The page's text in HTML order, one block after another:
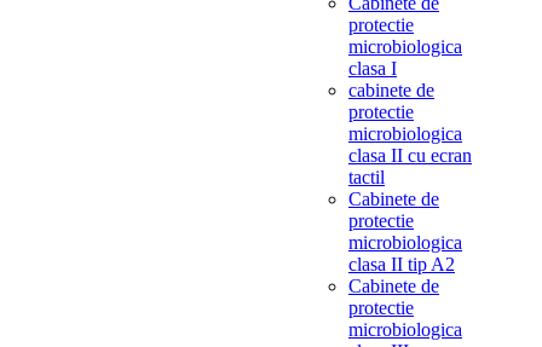
protectie
microbiologica
clasa I
cabinete de
protectie
microbiologica
clasa II cu ecran
tactil
Cabinete de
protectie
microbiologica
clasa II tip A2
Cabinete de
protectie
microbiologica